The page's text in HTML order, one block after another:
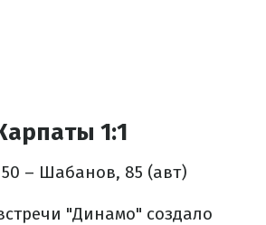
1:1
– Шабанов, 85 (авт)
"Динамо" создало